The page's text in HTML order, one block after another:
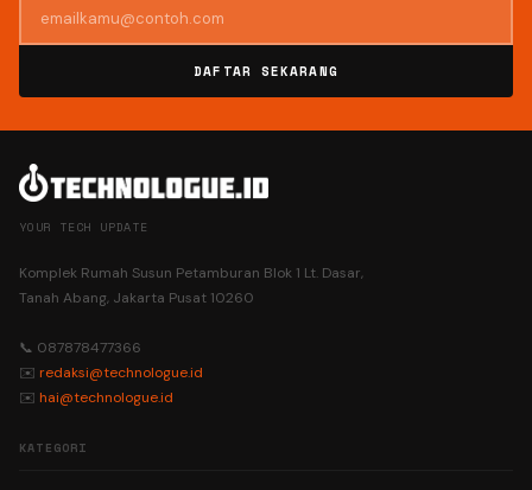
DAFTAR SEKARANG
YOUR TECH UPDATE
Komplek Rumah Susun Petamburan Blok 1 Lt. Dasar,
Tanah Abang, Jakarta Pusat 10260
📞 087878477366
✉️ redaksi@technologue.id
✉️ hai@technologue.id
KATEGORI